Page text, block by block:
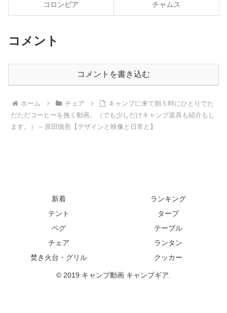
コロンビア チャムス
コメント
コメントを書き込む
ホーム チェア
キャンプに来て朝５時にひとりでた
だただコーヒーを挽く動画。（でも少しだけキャンプ道具も紹介もし
ます。） – 原田慎吾【デザインと映像と日常と】
新着
ランキング
テント
タープ
ペグ
テーブル
チェア
ランタン
焚き火台・グリル
クッカー
© 2019 キャンプ動画 キャンプギア.